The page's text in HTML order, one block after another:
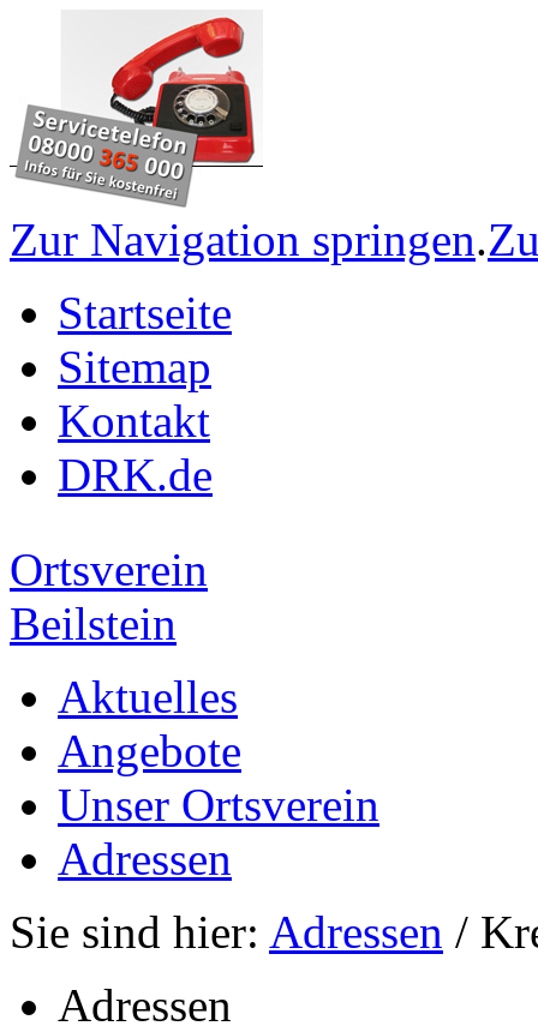
Zur Navigation springen.
Startseite
Sitemap
Kontakt
DRK.de
Ortsverein
Beilstein
Aktuelles
Angebote
Unser Ortsverein
Adressen
Sie sind hier: Adressen /
Adressen